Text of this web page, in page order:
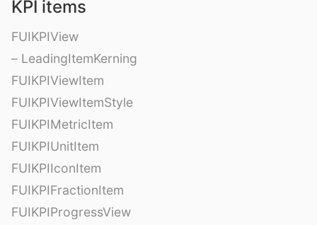
KPI items
FUIKPIView
– LeadingItemKerning
FUIKPIViewItem
FUIKPIViewItemStyle
FUIKPIMetricItem
FUIKPIUnitItem
FUIKPIIconItem
FUIKPIFractionItem
FUIKPIProgressView